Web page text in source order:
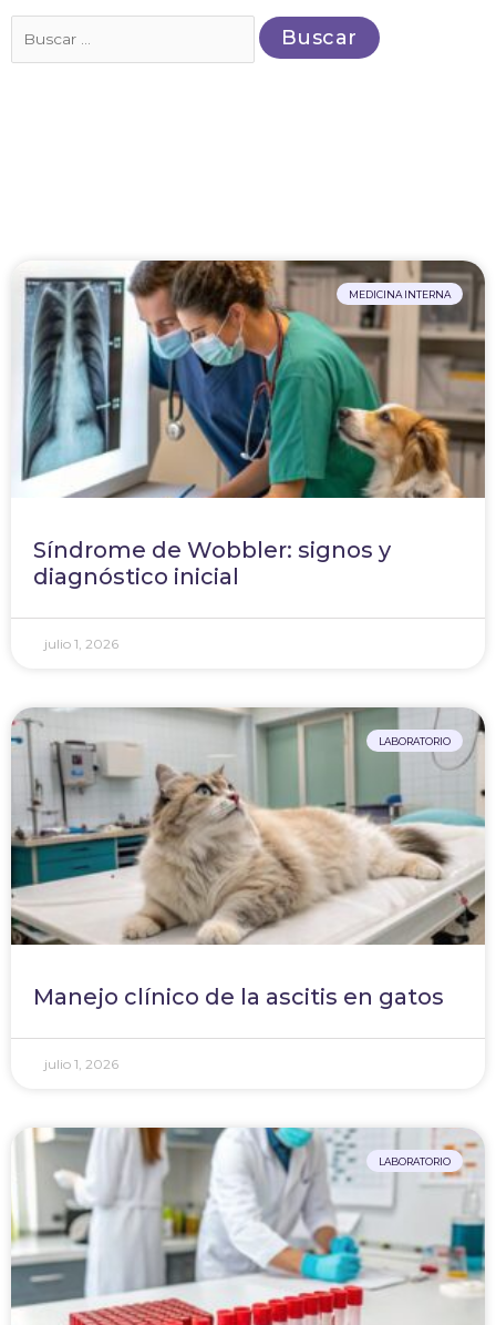
por:
MEDICINA INTERNA
Síndrome de Wobbler: signos y
diagnóstico inicial
julio 1, 2026
LABORATORIO
Manejo clínico de la ascitis en gatos
julio 1, 2026
LABORATORIO